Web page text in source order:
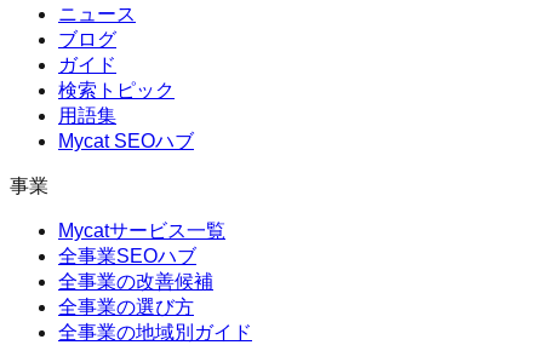
ニュース
ブログ
ガイド
検索トピック
用語集
Mycat SEOハブ
事業
Mycatサービス一覧
全事業SEOハブ
全事業の改善候補
全事業の選び方
全事業の地域別ガイド